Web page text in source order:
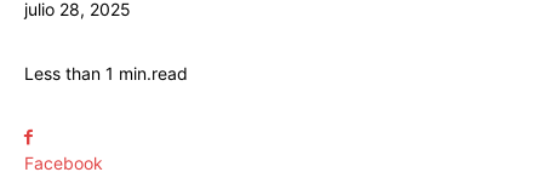
julio 28, 2025
Less than 1 min.read
Facebook